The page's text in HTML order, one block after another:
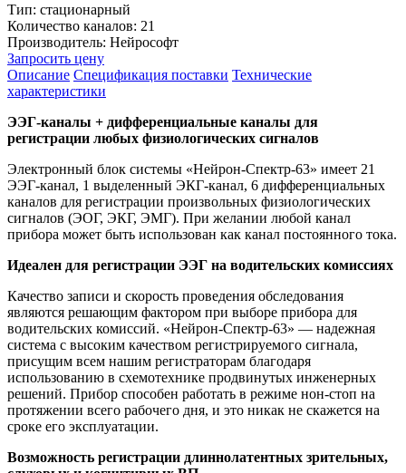
Тип: стационарный
Количество каналов: 21
Производитель: Нейрософт
Запросить цену
Описание Спецификация поставки Технические
характеристики
ЭЭГ-каналы + дифференциальные каналы для
регистрации любых физиологических сигналов
Электронный блок системы «Нейрон-Спектр-63» имеет 21
ЭЭГ-канал, 1 выделенный ЭКГ-канал, 6 дифференциальных
каналов для регистрации произвольных физиологических
сигналов (ЭОГ, ЭКГ, ЭМГ). При желании любой канал
прибора может быть использован как канал постоянного тока.
Идеален для регистрации ЭЭГ на водительских комиссиях
Качество записи и скорость проведения обследования
являются решающим фактором при выборе прибора для
водительских комиссий. «Нейрон-Спектр-63» — надежная
система с высоким качеством регистрируемого сигнала,
присущим всем нашим регистраторам благодаря
использованию в схемотехнике продвинутых инженерных
решений. Прибор способен работать в режиме нон-стоп на
протяжении всего рабочего дня, и это никак не скажется на
сроке его эксплуатации.
Возможность регистрации длиннолатентных зрительных,